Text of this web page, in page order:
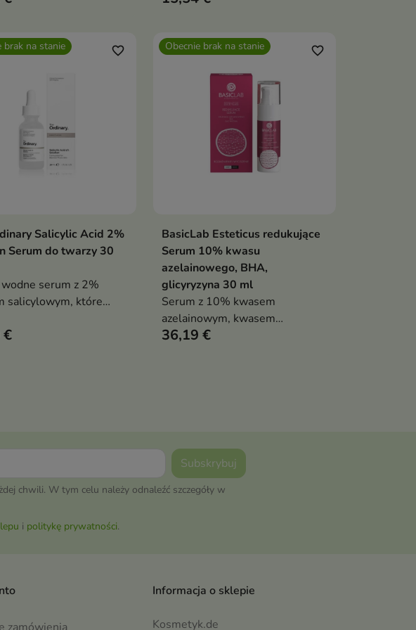
z wodą kolagenową 781
kompleksem
i 10 formami kwasu
pomaga ujędrnić
jej blask
brak na stanie
Pokaż szczegóły
favorite_border
Salicylic Acid 2%
Serum do twarzy 30
serum z 2%
salicylowym, które
niedoskonałości i
€
Obecnie brak na stanie
Pokaż szczegóły
favorite_border
BasicLab Esteticus redukujące
Serum 10% kwasu
azelainowego, BHA,
glicyryzyna 30 ml
Serum z 10% kwasem
azelainowym, kwasem
salicylowym i składnikami
36,19 €
chwili. W tym celu należy odnaleźć szczegóły w
i politykę prywatności.
Informacja o sklepie
Kosmetyk.de